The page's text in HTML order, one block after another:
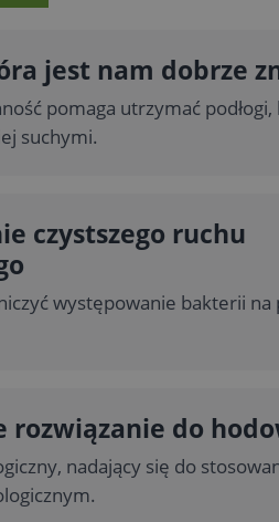
jest nam dobrze
pomaga utrzymać podłogi,
suchymi.
czystszego ruchu
występowanie bakterii na
rozwiązanie do
nadający się do